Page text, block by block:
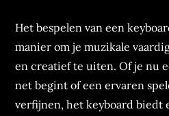
Het bespelen van een
manier om je muzikale
en creatief te uiten. Of je nu
net begint of een ervaren
verfijnen, het keyboard biedt